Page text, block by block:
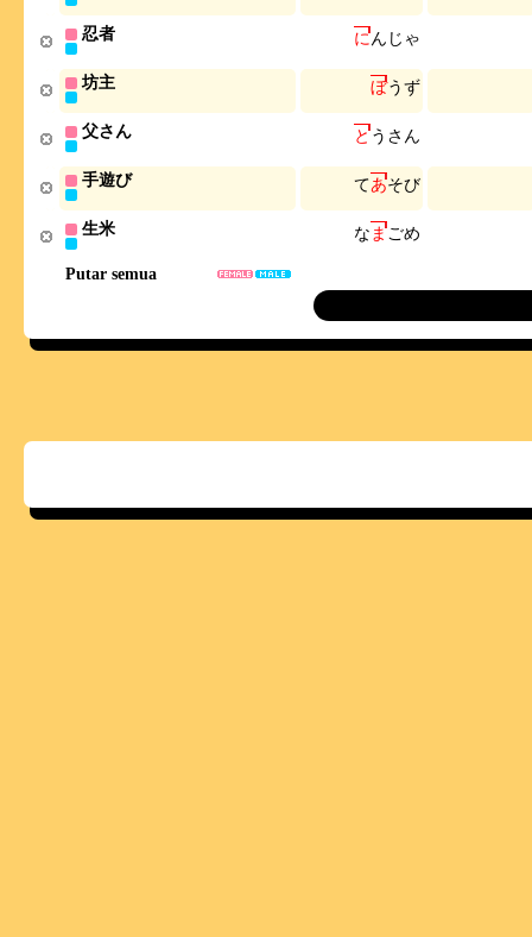
Putar semua
忍者 にん じ ゃ
坊主 ぼうず
父さん とう さ ん
手遊び てあそび
生米 な まごめ